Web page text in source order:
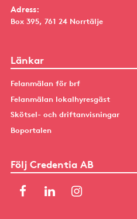
Adress:
Box 395, 761 24 Norrtälje
Länkar
Felanmälan för brf
Felanmälan lokalhyresgäst
Skötsel- och driftanvisningar
Boportalen
Följ Credentia AB